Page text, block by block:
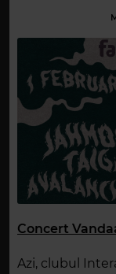
Concert
Azi, clubul